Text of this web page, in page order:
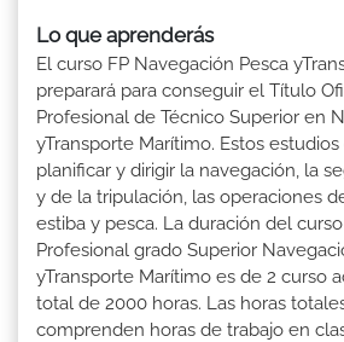
Lo que aprenderás
El curso FP Navegación Pesca
preparará para conseguir el Título
Profesional de Técnico Superior en
yTransporte Marítimo. Estos
planificar y dirigir la navegación, la
y de la tripulación, las operaciones
estiba y pesca. La duración del
Profesional grado Superior
yTransporte Marítimo es de 2 curso
total de 2000 horas. Las horas
comprenden horas de trabajo en